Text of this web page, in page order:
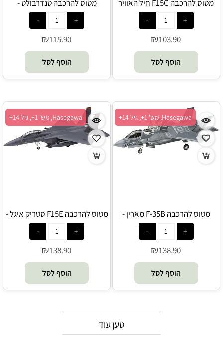
מטוס להרכבה F15C חיל האוויר
האמריקאי -Hasegawa
₪103.90
הוסף לסל
מטוס להרכבה טנדרבולט -
Hasegawa
₪115.90
הוסף לסל
Hasegawa, מש' 1+, גיל 14+
מטוס להרכבה F-35B מארין -
Hasegawa
₪138.90
הוסף לסל
Hasegawa, מש' 1+, גיל 14+
מטוס להרכבה F15E סטריק איגל -
Hasegawa
₪138.90
הוסף לסל
טען עוד